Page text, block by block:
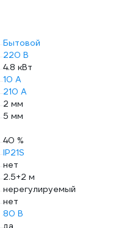
Бытовой
220 В
4.8 кВт
10 А
210 А
2 мм
5 мм
40 %
IP21S
нет
2.5+2 м
нерегулируемый
нет
80 В
да